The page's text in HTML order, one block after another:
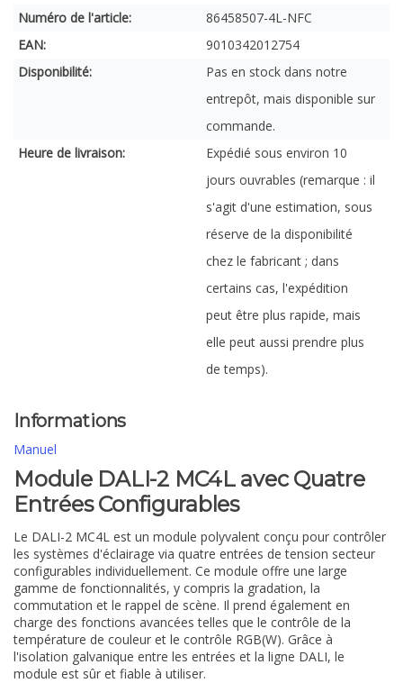
Numéro de l'article:
86458507-4L-NFC
EAN:
9010342012754
Disponibilité:
Pas en stock dans notre
entrepôt, mais disponible sur
commande.
Heure de livraison:
Expédié sous environ 10
jours ouvrables (remarque : il
s'agit d'une estimation, sous
réserve de la disponibilité
chez le fabricant ; dans
certains cas, l'expédition
peut être plus rapide, mais
elle peut aussi prendre plus
de temps).
Informations
Manuel
Module DALI-2 MC4L avec Quatre
Entrées Configurables
Le DALI-2 MC4L est un module polyvalent conçu pour contrôler
les systèmes d'éclairage via quatre entrées de tension secteur
configurables individuellement. Ce module offre une large
gamme de fonctionnalités, y compris la gradation, la
commutation et le rappel de scène. Il prend également en
charge des fonctions avancées telles que le contrôle de la
température de couleur et le contrôle RGB(W). Grâce à
l'isolation galvanique entre les entrées et la ligne DALI, le
module est sûr et fiable à utiliser.